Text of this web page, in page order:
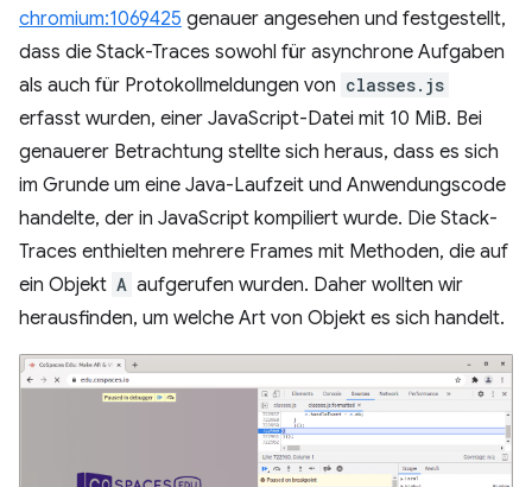
chromium:1069425 genauer angesehen und festgestellt,
dass die Stack-Traces sowohl für asynchrone Aufgaben
als auch für Protokollmeldungen von classes.js
erfasst wurden, einer JavaScript-Datei mit 10 MiB. Bei
genauerer Betrachtung stellte sich heraus, dass es sich
im Grunde um eine Java-Laufzeit und Anwendungscode
handelte, der in JavaScript kompiliert wurde. Die Stack-
Traces enthielten mehrere Frames mit Methoden, die auf
ein Objekt A aufgerufen wurden. Daher wollten wir
herausfinden, um welche Art von Objekt es sich handelt.